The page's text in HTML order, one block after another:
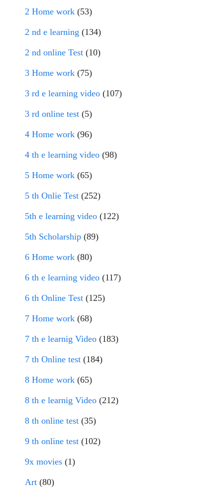
2 Home work (53)
2 nd e learning (134)
2 nd online Test (10)
3 Home work (75)
3 rd e learning video (107)
3 rd online test (5)
4 Home work (96)
4 th e learning video (98)
5 Home work (65)
5 th Onlie Test (252)
5th e learning video (122)
5th Scholarship (89)
6 Home work (80)
6 th e learning video (117)
6 th Online Test (125)
7 Home work (68)
7 th e learnig Video (183)
7 th Online test (184)
8 Home work (65)
8 th e learnig Video (212)
8 th online test (35)
9 th online test (102)
9x movies (1)
Art (80)